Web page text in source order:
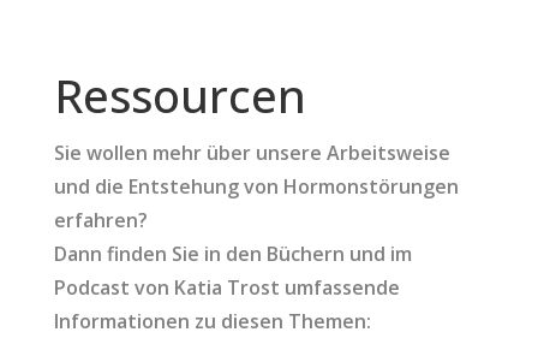
Ressourcen
Sie wollen mehr über unsere Arbeitsweise
und die Entstehung von Hormonstörungen
erfahren?
Dann finden Sie in den Büchern und im
Podcast von Katia Trost umfassende
Informationen zu diesen Themen: